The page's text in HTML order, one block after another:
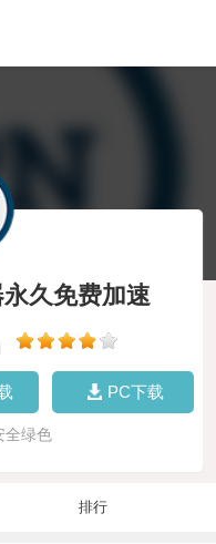
久免费加速
PC下载
全绿色
排行